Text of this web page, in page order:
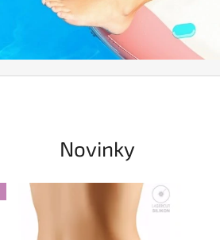
Novinky